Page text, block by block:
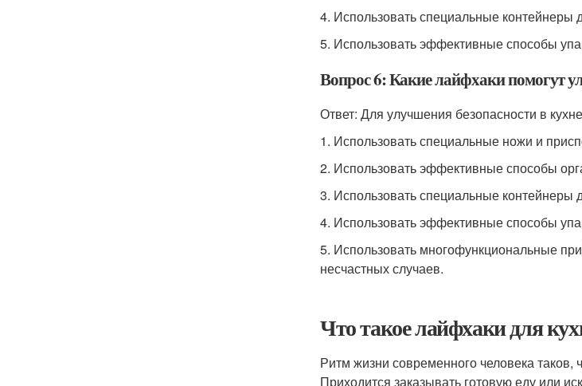
4. Использовать специальные контейнеры
5. Использовать эффективные способы
Вопрос 6: Какие лайфхаки помогут
Ответ: Для улучшения безопасности в
1. Использовать специальные ножи и
2. Использовать эффективные способы
3. Использовать специальные контейнеры
4. Использовать эффективные способы
5. Использовать многофункциональные
несчастных случаев.
Что такое лайфхаки для
Ритм жизни современного человека таков,
Приходится заказывать готовую еду или